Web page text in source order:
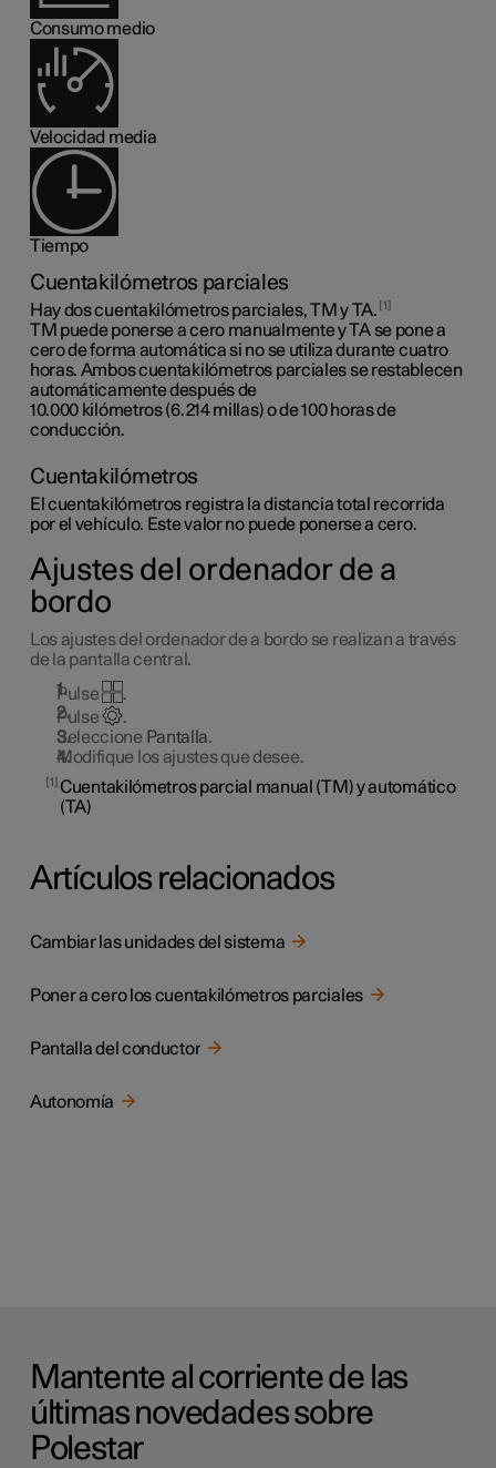
Consumo medio
Velocidad media
Tiempo
Cuentakilómetros parciales
Hay dos cuentakilómetros parciales, TM y TA. 1
TM puede ponerse a cero manualmente y TA se pone a
cero de forma automática si no se utiliza durante cuatro
horas. Ambos cuentakilómetros parciales se restablecen
automáticamente después de
10.000 kilómetros (6.214 millas)o de 100 horas de
conducción.
Cuentakilómetros
El cuentakilómetros registra la distancia total recorrida
por el vehículo. Este valor no puede ponerse a cero.
Ajustes del ordenador de a
bordo
Los ajustes del ordenador de a bordo se realizan a través
de la pantalla central.
Pulse
.
Pulse
.
Seleccione Pantalla.
Modifique los ajustes que desee.
1
Cuentakilómetros parcial manual (TM) y automático
(TA)
Artículos relacionados
Cambiar las unidades del sistema
Poner a cero los cuentakilómetros parciales
Pantalla del conductor
Autonomía
Mantente al corriente de las
últimas novedades sobre
Polestar